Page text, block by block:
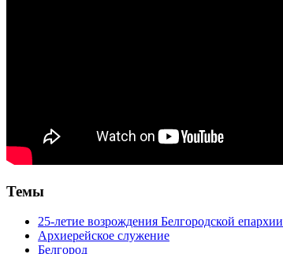
Темы
25-летие возрождения Белгородской епархии
Архиерейское служение
Белгород